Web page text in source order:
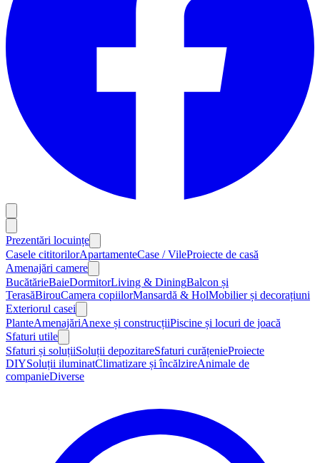
Prezentări locuințe
Casele cititorilorApartamenteCase / VileProiecte de casă
Amenajări camere
BucătărieBaieDormitorLiving & DiningBalcon și
TerasăBirouCamera copiilorMansardă & HolMobilier și decorațiuni
Exteriorul casei
PlanteAmenajăriAnexe și construcțiiPiscine și locuri de joacă
Sfaturi utile
Sfaturi și soluțiiSoluții depozitareSfaturi curățenieProiecte
DIYSoluții iluminatClimatizare și încălzireAnimale de
companieDiverse